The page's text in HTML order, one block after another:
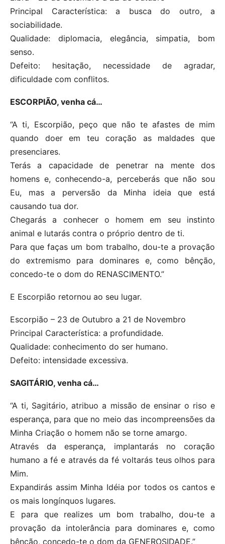
Principal Característica: a busca do outro, a
sociabilidade.
Qualidade: diplomacia, elegância, simpatia, bom
senso.
Defeito: hesitação, necessidade de agradar,
dificuldade com conflitos.
ESCORPIÃO, venha cá…
“A ti, Escorpião, peço que não te afastes de mim
quando doer em teu coração as maldades que
presenciares.
Terás a capacidade de penetrar na mente dos
homens e, conhecendo-a, perceberás que não sou
Eu, mas a perversão da Minha ideia que está
causando tua dor.
Chegarás a conhecer o homem em seu instinto
animal e lutarás contra o próprio dentro de ti.
Para que faças um bom trabalho, dou-te a provação
do extremismo para dominares e, como bênção,
concedo-te o dom do RENASCIMENTO.”
E Escorpião retornou ao seu lugar.
Escorpião – 23 de Outubro a 21 de Novembro
Principal Característica: a profundidade.
Qualidade: conhecimento do ser humano.
Defeito: intensidade excessiva.
SAGITÁRIO, venha cá…
“A ti, Sagitário, atribuo a missão de ensinar o riso e
esperança, para que no meio das incompreensões da
Minha Criação o homem não se torne amargo.
Através da esperança, implantarás no coração
humano a fé e através da fé voltarás teus olhos para
Mim.
Expandirás assim Minha Idéia por todos os cantos e
os mais longínquos lugares.
E para que realizes um bom trabalho, dou-te a
provação da intolerância para dominares e, como
bênção, concedo-te o dom da GENEROSIDADE.”